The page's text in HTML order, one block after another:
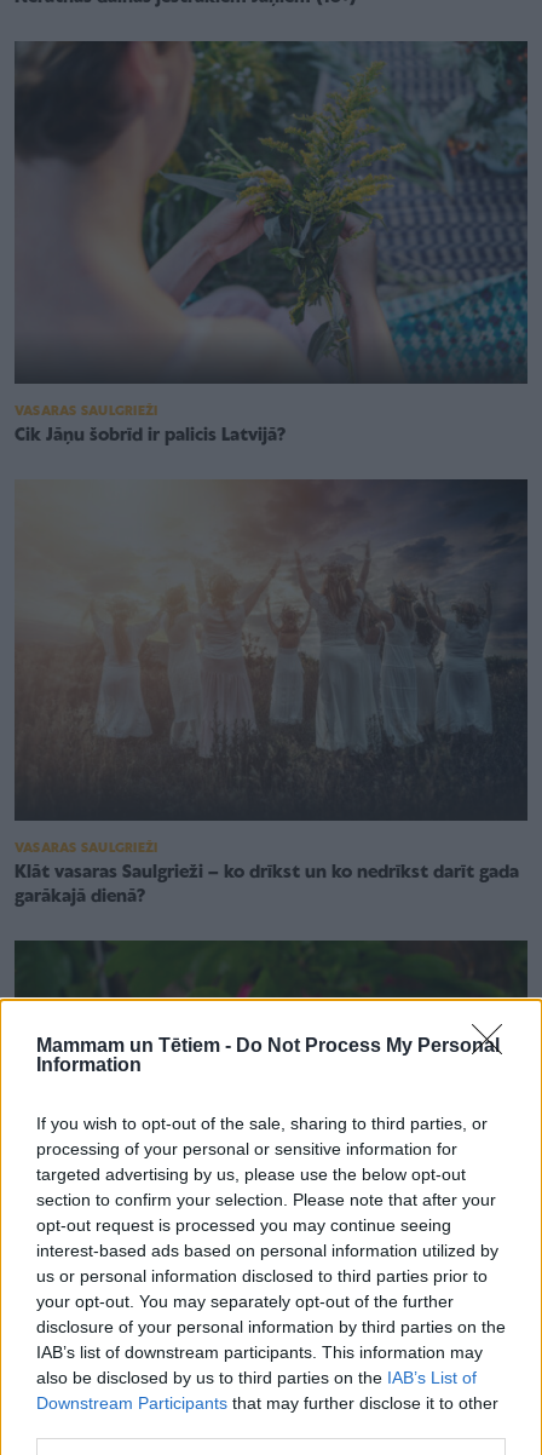
Mammam un Tētiem - Do Not Process My Personal
Information
If you wish to opt-out of the sale, sharing to third parties, or
processing of your personal or sensitive information for
targeted advertising by us, please use the below opt-out
section to confirm your selection. Please note that after your
opt-out request is processed you may continue seeing
interest-based ads based on personal information utilized by
us or personal information disclosed to third parties prior to
your opt-out. You may separately opt-out of the further
disclosure of your personal information by third parties on the
IAB’s list of downstream participants. This information may
also be disclosed by us to third parties on the IAB’s List of
Downstream Participants that may further disclose it to other
VASARAS SAULGRIEŽI
Cik Jāņu šobrīd ir palicis Latvijā?
VASARAS SAULGRIEŽI
Klāt vasaras Saulgrieži – ko drīkst un ko nedrīkst darīt gada
garākajā dienā?
LATVIEŠU VIRTUVE
Šefpavāra ieteikumi, kā klasiskajam Jāņu sieram piešķirt
jaunas garšas un krāsas